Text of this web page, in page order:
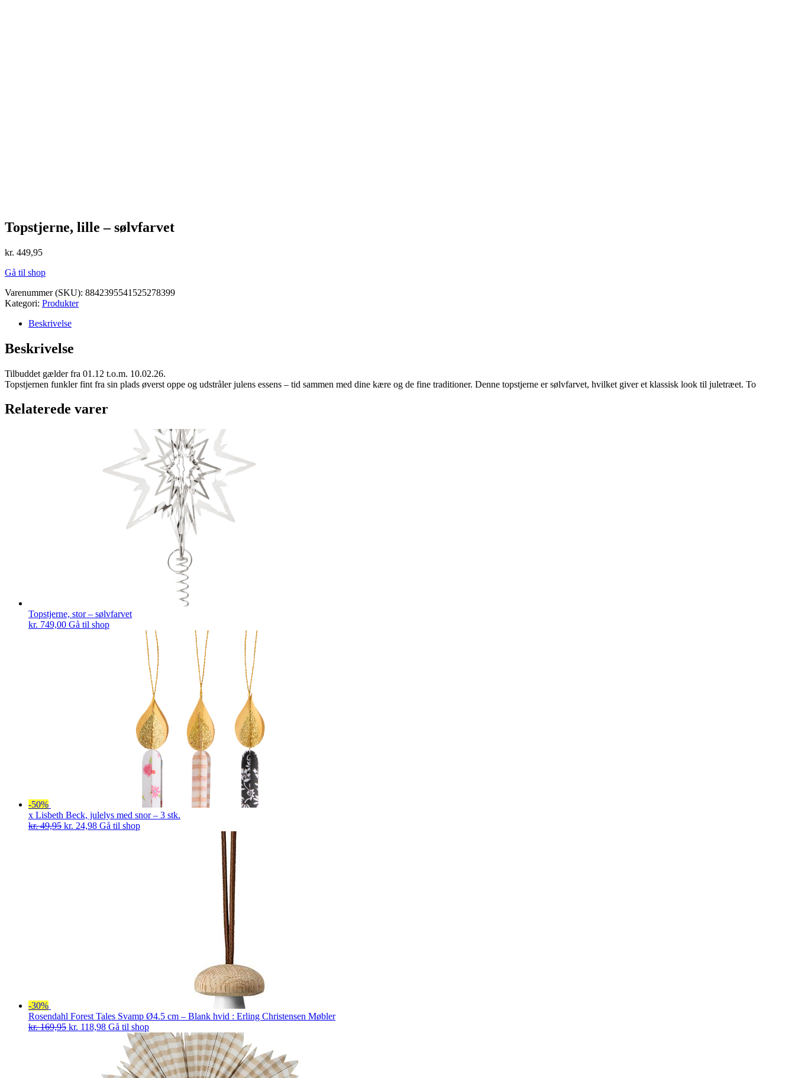
Topstjerne, lille – sølvfarvet
kr. 449,95
Gå til shop
Varenummer (SKU): 8842395541525278399
Kategori: Produkter
Beskrivelse
Beskrivelse
Tilbuddet gælder fra 01.12 t.o.m. 10.02.26.
Topstjernen funkler fint fra sin plads øverst oppe og udstråler julens essens – tid sammen med dine kære og de fine traditioner. Denne topstjerne er sølvfarvet, hvilket giver et klassisk look til juletræet. To
Relaterede varer
Topstjerne, stor – sølvfarvet
kr. 749,00 Gå til shop
-50%
x Lisbeth Beck, julelys med snor – 3 stk.
kr.49,95 Den
kr. 24,98Den
Gå til shop
-30%
Rosendahl Forest Tales Svamp Ø4.5 cm – Blank hvid : Erling Christensen Møbler
kr.169,95 Den
kr. 118,98Den
aktuelle
kr. 118,98.
Gå til shop